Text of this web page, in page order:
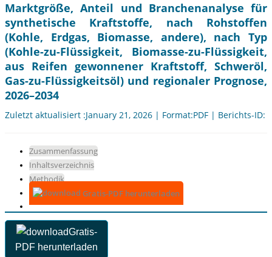
Marktgröße, Anteil und Branchenanalyse für
synthetische Kraftstoffe, nach Rohstoffen
(Kohle, Erdgas, Biomasse, andere), nach Typ
(Kohle-zu-Flüssigkeit, Biomasse-zu-Flüssigkeit,
aus Reifen gewonnener Kraftstoff, Schweröl,
Gas-zu-Flüssigkeitsöl) und regionaler Prognose,
2026–2034
Zuletzt aktualisiert :January 21, 2026 | Format:PDF | Berichts-ID:
Zusammenfassung
Inhaltsverzeichnis
Methodik
Gratis-PDF herunterladen
Gratis-
PDF herunterladen